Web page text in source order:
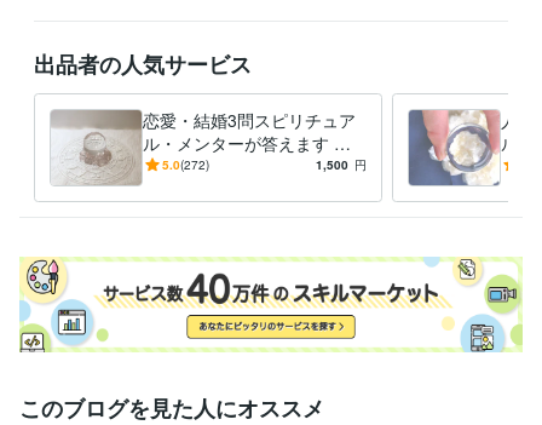
出品者の人気サービス
恋愛・結婚3問スピリチュア
ル・メンターが答えます 恋
愛/結婚/婚活/復活愛/複雑愛/
5.0(272) 1,500 円
人生
ル・
練の
定
このブログを見た人にオススメ